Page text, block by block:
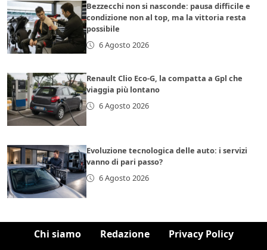
Bezzecchi non si nasconde: pausa difficile e
condizione non al top, ma la vittoria resta
possibile
6 Agosto 2026
Renault Clio Eco-G, la compatta a Gpl che
viaggia più lontano
6 Agosto 2026
Evoluzione tecnologica delle auto: i servizi
vanno di pari passo?
6 Agosto 2026
Chi siamo Redazione Privacy Policy